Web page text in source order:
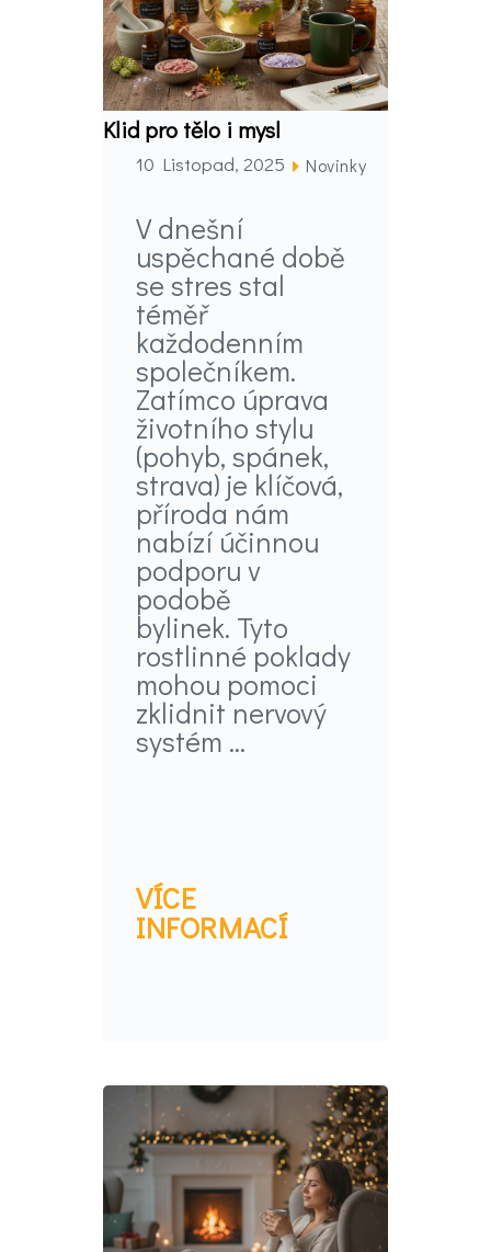
Klid pro tělo i mysl
10 Listopad, 2025 Novinky
V dnešní
uspěchané době
se stres stal
téměř
každodenním
společníkem.
Zatímco úprava
životního stylu
(pohyb, spánek,
strava) je klíčová,
příroda nám
nabízí účinnou
podporu v
podobě
bylinek. Tyto
rostlinné poklady
mohou pomoci
zklidnit nervový
systém ...
VÍCE
INFORMACÍ